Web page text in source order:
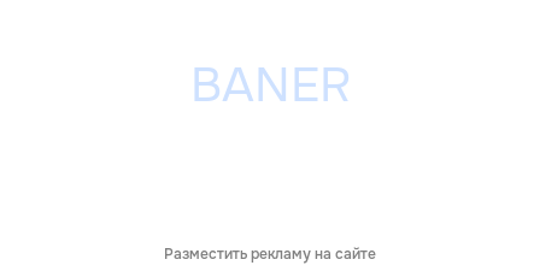
Разместить рекламу на сайте